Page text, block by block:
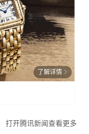
了解详情
打开腾讯新闻查看更多